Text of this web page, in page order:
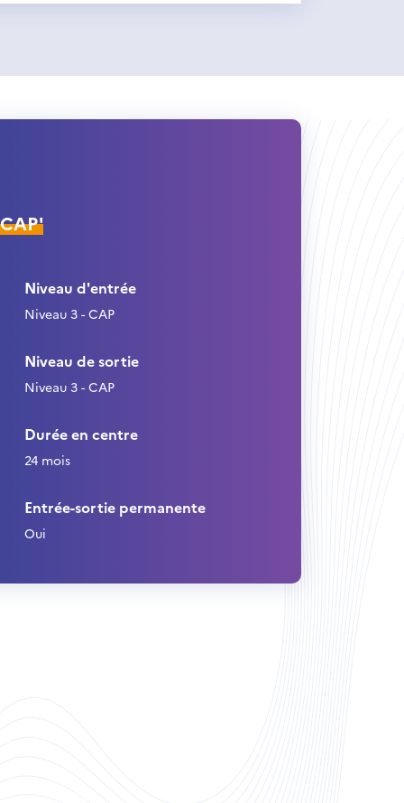
Niveau d'entrée
Niveau 3 - CAP
Niveau de sortie
Niveau 3 - CAP
Durée en centre
24 mois
Entrée-sortie permanente
Oui